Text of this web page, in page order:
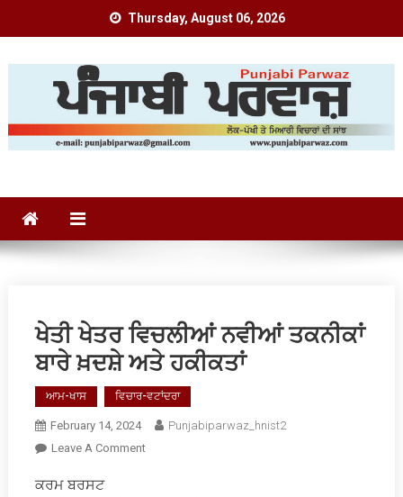
Thursday, August 06, 2026
ਖੇਤੀ ਖੇਤਰ ਵਿਚਲੀਆਂ ਨਵੀਆਂ ਤਕਨੀਕਾਂ
ਬਾਰੇ ਖ਼ਦਸ਼ੇ ਅਤੇ ਹਕੀਕਤਾਂ
ਆਮ-ਖਾਸ ਵਿਚਾਰ-ਵਟਾਂਦਰਾ
February 14, 2024
Punjabiparwaz_hnist2
Leave A CommentOn
ਕਰਮ ਬਰਸਟ